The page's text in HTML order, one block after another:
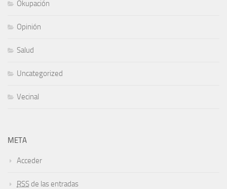
Okupación
Opinión
Salud
Uncategorized
Vecinal
META
Acceder
RSS de las entradas